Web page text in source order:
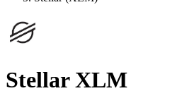
Stellar XLM